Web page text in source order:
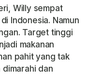
Willy sempat
Indonesia. Namun
Target tinggi
makanan
pahit yang tak
dimarahi dan